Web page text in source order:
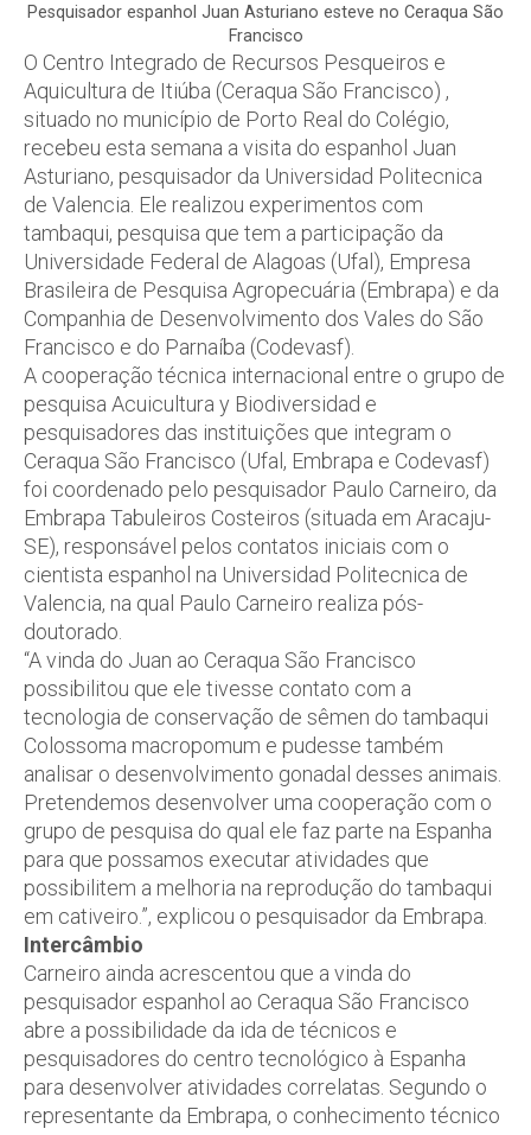
Pesquisador espanhol Juan Asturiano esteve no Ceraqua São
Francisco
O Centro Integrado de Recursos Pesqueiros e
Aquicultura de Itiúba (Ceraqua São Francisco) ,
situado no município de Porto Real do Colégio,
recebeu esta semana a visita do espanhol Juan
Asturiano, pesquisador da Universidad Politecnica
de Valencia. Ele realizou experimentos com
tambaqui, pesquisa que tem a participação da
Universidade Federal de Alagoas (Ufal), Empresa
Brasileira de Pesquisa Agropecuária (Embrapa) e da
Companhia de Desenvolvimento dos Vales do São
Francisco e do Parnaíba (Codevasf).
A cooperação técnica internacional entre o grupo de
pesquisa Acuicultura y Biodiversidad e
pesquisadores das instituições que integram o
Ceraqua São Francisco (Ufal, Embrapa e Codevasf)
foi coordenado pelo pesquisador Paulo Carneiro, da
Embrapa Tabuleiros Costeiros (situada em Aracaju-
SE), responsável pelos contatos iniciais com o
cientista espanhol na Universidad Politecnica de
Valencia, na qual Paulo Carneiro realiza pós-
doutorado.
“A vinda do Juan ao Ceraqua São Francisco
possibilitou que ele tivesse contato com a
tecnologia de conservação de sêmen do tambaqui
Colossoma macropomum e pudesse também
analisar o desenvolvimento gonadal desses animais.
Pretendemos desenvolver uma cooperação com o
grupo de pesquisa do qual ele faz parte na Espanha
para que possamos executar atividades que
possibilitem a melhoria na reprodução do tambaqui
em cativeiro.”, explicou o pesquisador da Embrapa.
Intercâmbio
Carneiro ainda acrescentou que a vinda do
pesquisador espanhol ao Ceraqua São Francisco
abre a possibilidade da ida de técnicos e
pesquisadores do centro tecnológico à Espanha
para desenvolver atividades correlatas. Segundo o
representante da Embrapa, o conhecimento técnico